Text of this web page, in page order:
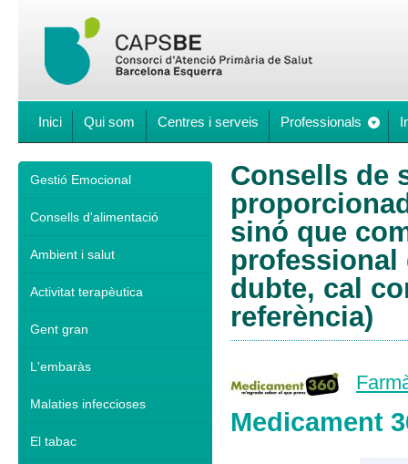
Inici Qui som Centres i serveis Professionals
Gestió Emocional
Consells d'alimentació
Ambient i salut
Activitat terapèutica
Gent gran
L'embaràs
Malaties infeccioses
El tabac
Consells de
sinó que
professional
dubte, cal
referència)
Medicament